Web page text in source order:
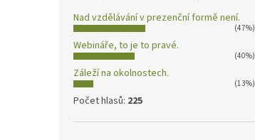
Nad vzdělávání v prezenční formě není.
(47%)
Webináře, to je to pravé.
(40%)
Záleží na okolnostech.
(13%)
Počet hlasů: 225